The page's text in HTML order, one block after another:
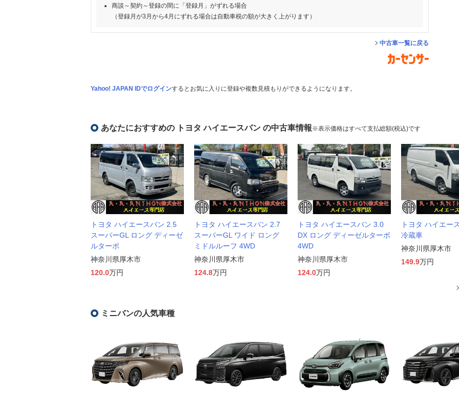
商談～契約～登録の間に「登録月」がずれる場合
（登録月が3月から4月にずれる場合は自動車税の額が大きく上がります）
中古車一覧に戻る
Yahoo! JAPAN IDでログインするとお気に入りに登録や複数見積もりができるようになります。
あなたにおすすめの トヨタ ハイエースバン の中古車情報※表示価格はすべて支払総額(税込)です
トヨタ ハイエースバン 2.5
スーパーGL ロング ディーゼ
ルターボ
神奈川県厚木市
120.0万円
トヨタ ハイエースバン 2.7
スーパーGL ワイド ロング
ミドルルーフ 4WD
神奈川県厚木市
124.8万円
トヨタ ハイエースバン 3.0
DX ロング ディーゼルターボ
4WD
神奈川県厚木市
124.0万円
トヨタ ハイエー
冷蔵車
神奈川県厚木市
149.9万円
ミニバンの人気車種